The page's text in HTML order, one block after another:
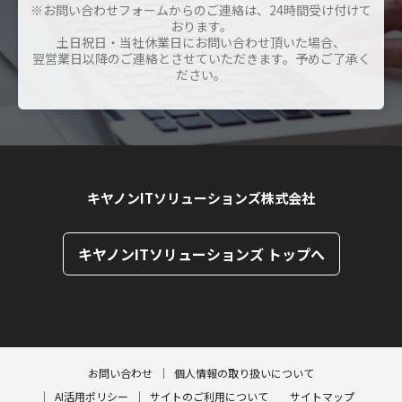
※お問い合わせフォームからのご連絡は、24時間受け付けて
おります。
土日祝日・当社休業日にお問い合わせ頂いた場合、
翌営業日以降のご連絡とさせていただきます。予めご了承く
ださい。
キヤノンITソリューションズ株式会社
キヤノンITソリューションズ トップへ
お問い合わせ
個人情報の取り扱いについて
AI活用ポリシー
サイトのご利用について サイトマップ